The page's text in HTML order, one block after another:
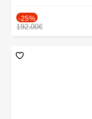
-25%
192.00€